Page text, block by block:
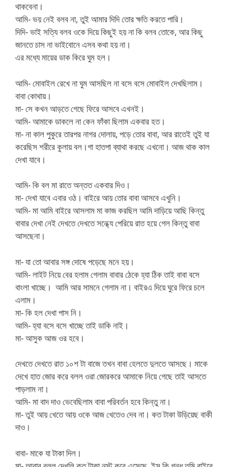
থাকবেনা।
আমি- ভয় নেই বলব না, তুই আমার দিদি তোর ক্ষতি করতে পারি।
দিদি- ভাই সত্যি বলব ওকে দিয়ে কিছুই হয় না কি বলব তোকে, আর কিছু
জানতে চাস না ভাইবোনে এসব কথা হয় না।
এর মধ্যে মায়ের ডাক কিরে ঘুম হল।
আমি- মোবাইল রেখে না ঘুম আসছিল না বসে বসে মোবাইল দেখছিলাম।
বাবা কোথায়।
মা- সে কখন আড়তে গেছে ফিরে আসবে এখনই।
আমি- আমাকে ডাকলে না কেন ফাঁকা ছিলাম একবার হত।
মা- না কাল পুকুরে তারপর নাগর দোলায়, পড়ে তোর বাবা, আর রাতেই তুই যা
করেছিস শরীরে কুলায় বল।গা হাতপা ব্যাথা করছে এখনো। আজ থাক কাল
দেখা যাবে।
আমি- কি বল মা রাতে অন্তত একবার দিও।
মা- দেখা যাবে এবার ওঠ। বাইরে আয় তোর বাবা আসবে এখুনি।
আমি- মা আমি বাইরে আসলাম মা কাজ করছিল আমি দাড়িয়ে আছি কিন্তু
বাবার দেখা নেই দেখতে দেখতে সন্ধ্যে পেরিয়ে রাত হয়ে গেল কিন্তু বাবা
আসছেনা।
মা- যা তো আবার সঙ্গ দোষে পড়েছে মনে হয়।
আমি- লাইট নিয়ে বের হলাম গেলাম বাবার ঠেকে হ্যা ঠিক তাই বাবা বসে
বাংলা খাচ্ছে। আমি আর সামনে গেলাম না। বাইরএ দিয়ে ঘুরে ফিরে চলে
এলাম।
মা- কি হল দেখা পাস নি।
আমি- হ্যা বসে বসে খাচ্ছে তাই ডাকি নাই।
মা- আসুক আজ ওর হবে।
দেখতে দেখতে রাত ১০শ টা বাজে তখন বাবা হেলতে দুলতে আসছে। মাকে
দেখে হাত জোর করে বলল ওরা জোরকরে আমাকে নিয়ে গেছে তাই আসতে
পাড়লাম না।
আমি- মা বাদ দাও ভেবেছিলাম বাবা পরিবর্তন হবে কিন্তু না।
মা- তুই আয় খেতে আয় ওকে আজ খেতেও দেব না। কত টাকা উড়িয়েছ বাকী
দাও।
বাবা- মাকে যা টাকা দিল।